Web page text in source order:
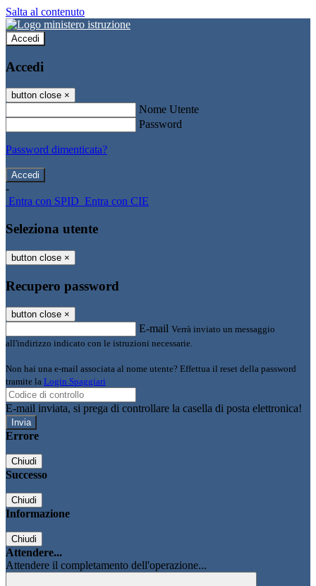
Salta al contenuto
Accedi
Accedi
button close ×
Nome Utente
Password
Password dimenticata?
-
Entra con SPID Entra con CIE
Seleziona utente
button close ×
Recupero password
button close ×
E-mail Verrà inviato un messaggio
all'indirizzo indicato con le istruzioni necessarie.
Non hai una e-mail associata al nome utente? Effettua il reset della password
tramite la Login Spaggiari
E-mail inviata, si prega di controllare la casella di posta elettronica!
Errore
Chiudi
Successo
Chiudi
Informazione
Chiudi
Attendere...
Attendere il completamento dell'operazione...